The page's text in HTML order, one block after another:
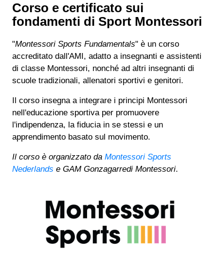
Corso e certificato sui
fondamenti di Sport Montessori
"Montessori Sports Fundamentals" è un corso
accreditato dall'AMI, adatto a insegnanti e assistenti
di classe Montessori, nonché ad altri insegnanti di
scuole tradizionali, allenatori sportivi e genitori.
Il corso insegna a integrare i principi Montessori
nell'educazione sportiva per promuovere
l'indipendenza, la fiducia in se stessi e un
apprendimento basato sul movimento.
Il corso è organizzato da Montessori Sports
Nederlands e GAM Gonzagarredi Montessori.